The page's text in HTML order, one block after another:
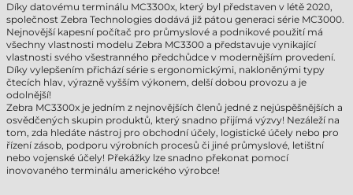
Díky datovému terminálu MC3300x, který byl představen v létě 2020,
společnost Zebra Technologies dodává již pátou generaci série MC3000.
Nejnovější kapesní počítač pro průmyslové a podnikové použití má
všechny vlastnosti modelu Zebra MC3300 a představuje vynikající
vlastnosti svého všestranného předchůdce v modernějším provedení.
Díky vylepšením přichází série s ergonomickými, nakloněnými typy
čtecích hlav, výrazně vyšším výkonem, delší dobou provozu a je
odolnější!
Zebra MC3300x je jedním z nejnovějších členů jedné z nejúspěšnějších a
osvědčených skupin produktů, který snadno přijímá výzvy! Nezáleží na
tom, zda hledáte nástroj pro obchodní účely, logistické účely nebo pro
řízení zásob, podporu výrobních procesů či jiné průmyslové, letištní
nebo vojenské účely! Překážky lze snadno překonat pomocí
inovovaného terminálu amerického výrobce!